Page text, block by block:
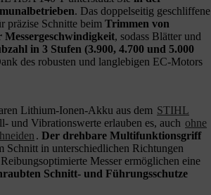
. Das doppelseitig geschliffene
präzise Schnitte beim Trimmen von
Messergeschwindigkeit, sodass Blätter und
in 3 Stufen (3.900, 4.700 und 5.000
des robusten und langlebigen EC-Motors
Lithium-Ionen-Akku aus dem STIHL
und Vibrationswerte erlauben es, auch ohne
. Der drehbare Multifunktionsgriff
Schnitt in unterschiedlichen Richtungen
Messer ermöglichen eine
Schnitt- und Führungsschutze